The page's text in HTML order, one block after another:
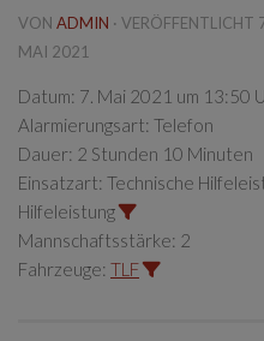
VON ADMIN · VERÖFFENTLICHT
MAI 2021
Datum: 7. Mai 2021 um 13:50
Alarmierungsart: Telefon
Dauer: 2 Stunden 10 Minuten
Einsatzart: Technische
Hilfeleistung
Mannschaftsstärke: 2
Fahrzeuge: TLF